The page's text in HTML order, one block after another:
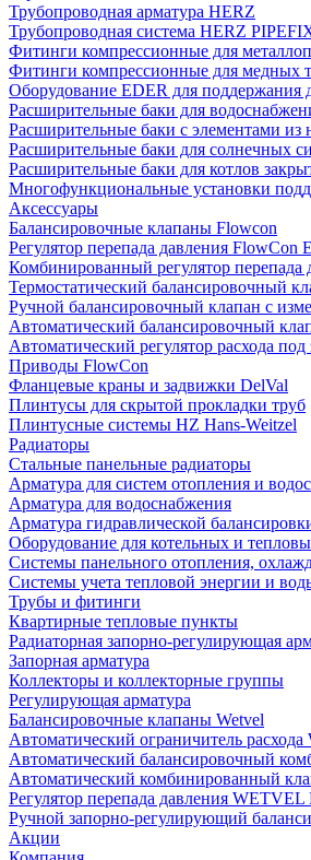
Трубопроводная арматура HERZ
Трубопроводная система HERZ
Фитинги компрессионные для
Фитинги компрессионные для медных
Оборудование EDER для поддержания
Расширительные баки для
Расширительные баки с элементами
Расширительные баки для солнечных
Расширительные баки для котлов
Многофункциональные установки
Аксессуары
Балансировочные клапаны Flowcon
Регулятор перепада давления
Комбинированный регулятор
Термостатический балансировочный
Ручной балансировочный клапан с
Автоматический балансировочный
Автоматический регулятор расхода
Приводы FlowCon
Фланцевые краны и задвижки DelVal
Плинтусы для скрытой прокладки труб
Плинтусные системы HZ Hans-Weitzel
Радиаторы
Стальные панельные радиаторы
Арматура для систем отопления и
Арматура для водоснабжения
Арматура гидравлической
Оборудование для котельных и
Системы панельного отопления,
Системы учета тепловой энергии и
Трубы и фитинги
Квартирные тепловые пункты
Радиаторная запорно-регулирующая
Запорная арматура
Коллекторы и коллекторные группы
Регулирующая арматура
Балансировочные клапаны Wetvel
Автоматический ограничитель
Автоматический балансировочный
Автоматический комбинированный
Регулятор перепада давления
Ручной запорно-регулирующий
Акции